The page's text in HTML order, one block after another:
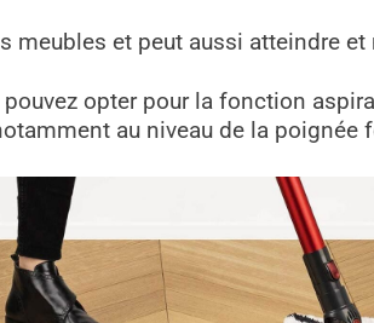
meubles et peut aussi atteindre
opter pour la fonction
au niveau de la poignée